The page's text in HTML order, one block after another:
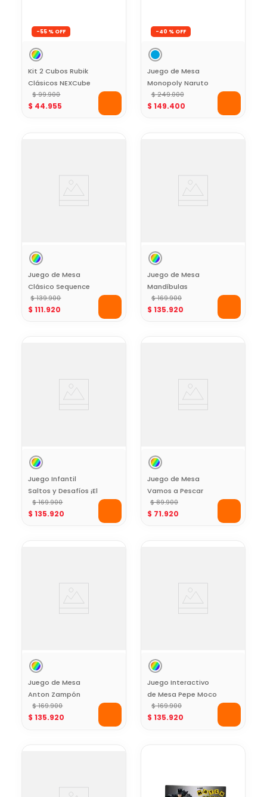
-55 %
Kit 2 Cubos Rubik
Clásicos NEXCube
3x3 + 2x2
$ 99.900
$ 44.955
-40 %
Juego de Mesa
Monopoly Naruto
Shippuden Edición
Especial
$ 249.000
$ 149.400
Juego de Mesa
Clásico Sequence
$ 139.900
$ 111.920
Juego de Mesa
Mandíbulas
$ 169.900
$ 135.920
Juego Infantil
Saltos y Desafíos ¡El
Piso es Lava! The
Floor is Lava
$ 169.900
$ 135.920
Juego de Mesa
Vamos a Pescar
Let’s Go Fishing
$ 89.900
$ 71.920
Juego de Mesa
Anton Zampón
$ 169.900
$ 135.920
Juego Interactivo
de Mesa Pepe Moco
$ 169.900
$ 135.920